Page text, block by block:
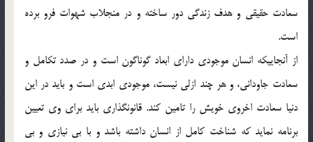
سعادت حقيقى و هدف زندگى دور ساخته و در منجلاب شهوات فرو برده
است.
از آنجاييكه انسان موجودى داراى ابعاد گوناگون است و در صدد تكامل و
سعادت جاودانى، و هر چند ازلى نيست، موجودى ابدى است و بايد در اين
دنيا سعادت اخروى خويش را تامين كند. قانونگذارى بايد براى وى تعيين
برنامه نمايد كه شناخت كامل از انسان داشته باشد و با بی ‏نيازى و بی